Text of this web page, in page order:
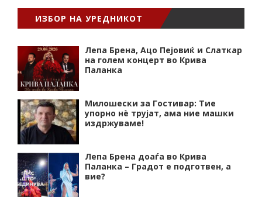
ИЗБОР НА УРЕДНИКОТ
Лепа Брена, Ацо Пејовиќ и Слаткар
на голем концерт во Крива
Паланка
Милошески за Гостивар: Тие
упорно нѐ трујат, ама ние машки
издржуваме!
Лепа Брена доаѓа во Крива
Паланка – Градот е подготвен, а
вие?